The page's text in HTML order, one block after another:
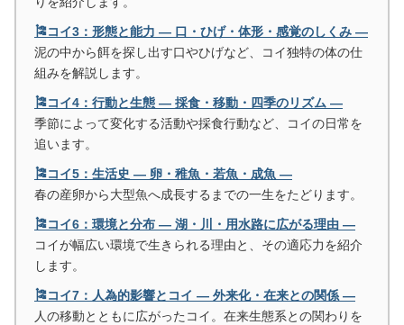
🎏コイ3：形態と能力 ― 口・ひげ・体形・感覚のしくみ ―
泥の中から餌を探し出す口やひげなど、コイ独特の体の仕
組みを解説します。
🎏コイ4：行動と生態 ― 採食・移動・四季のリズム ―
季節によって変化する活動や採食行動など、コイの日常を
追います。
🎏コイ5：生活史 ― 卵・稚魚・若魚・成魚 ―
春の産卵から大型魚へ成長するまでの一生をたどります。
🎏コイ6：環境と分布 ― 湖・川・用水路に広がる理由 ―
コイが幅広い環境で生きられる理由と、その適応力を紹介
します。
🎏コイ7：人為的影響とコイ ― 外来化・在来との関係 ―
人の移動とともに広がったコイ。在来生態系との関わりを